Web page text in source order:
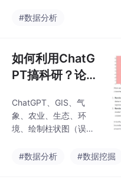
等方法。通过矿物识
提供可借鉴的多
乡、工矿、居民
地、水体】
未利用地和水体
#数据分析
如何利用ChatG
PT搞科研？论文
金润色、数据分
析、科研绘图
被图、箱型图、
ChatGPT、GIS、气
象、农业、生态、环
境、绘制柱状图（误差
络图、热图、小提琴
#数据分析 #数据挖掘